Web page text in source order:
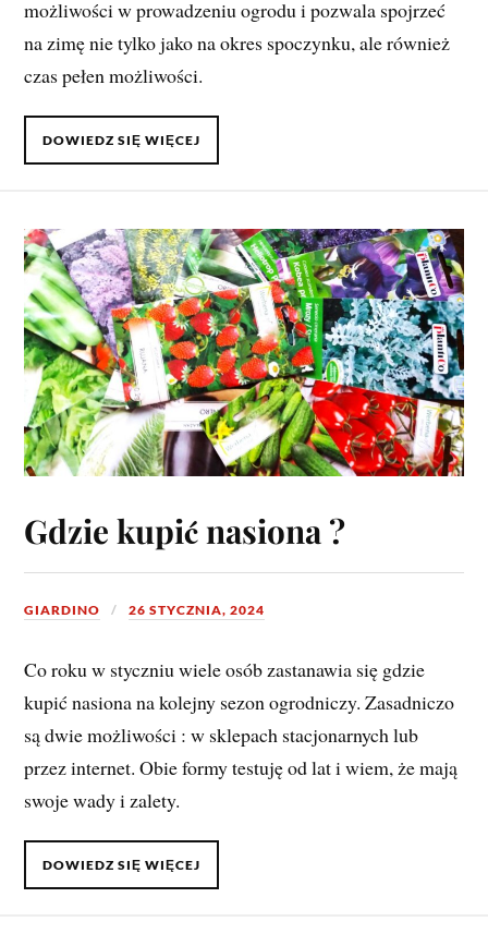
możliwości w prowadzeniu ogrodu i pozwala spojrzeć
na zimę nie tylko jako na okres spoczynku, ale również
czas pełen możliwości.
DOWIEDZ SIĘ WIĘCEJ
Gdzie kupić nasiona ?
GIARDINO 26 STYCZNIA, 2024
Co roku w styczniu wiele osób zastanawia się gdzie
kupić nasiona na kolejny sezon ogrodniczy. Zasadniczo
są dwie możliwości : w sklepach stacjonarnych lub
przez internet. Obie formy testuję od lat i wiem, że mają
swoje wady i zalety.
DOWIEDZ SIĘ WIĘCEJ